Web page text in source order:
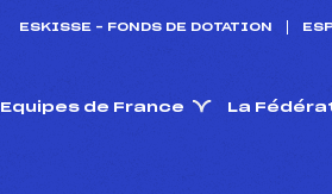
ESKISSE – FONDS DE DOTATION
Equipes de France La